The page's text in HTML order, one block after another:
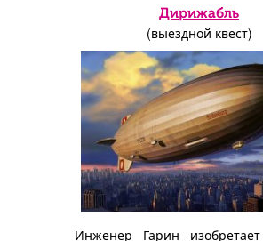
Дирижабль
(выездной квест)
Инженер Гарин